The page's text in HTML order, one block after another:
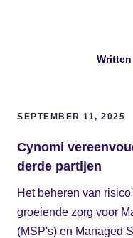
SEPTEMBER 11, 2025
Cynomi
derde partijen
Het beheren van
groeiende zorg voor
(MSP's) en Managed